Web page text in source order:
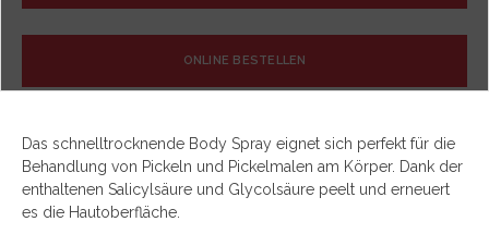
ONLINE BESTELLEN
Das schnelltrocknende Body Spray eignet sich perfekt für die
Behandlung von Pickeln und Pickelmalen am Körper. Dank der
enthaltenen Salicylsäure und Glycolsäure peelt und erneuert
es die Hautoberfläche.